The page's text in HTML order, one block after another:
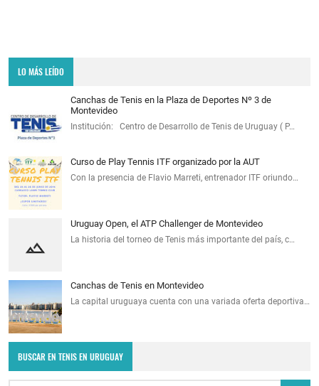
LO MÁS LEÍDO
Canchas de Tenis en la Plaza de Deportes Nº 3 de
Montevideo
Institución: Centro de Desarrollo de Tenis de Uruguay ( P…
Curso de Play Tennis ITF organizado por la AUT
Con la presencia de Flavio Marreti, entrenador ITF oriundo…
Uruguay Open, el ATP Challenger de Montevideo
La historia del torneo de Tenis más importante del país, c…
Canchas de Tenis en Montevideo
La capital uruguaya cuenta con una variada oferta deportiva…
BUSCAR EN TENIS EN URUGUAY